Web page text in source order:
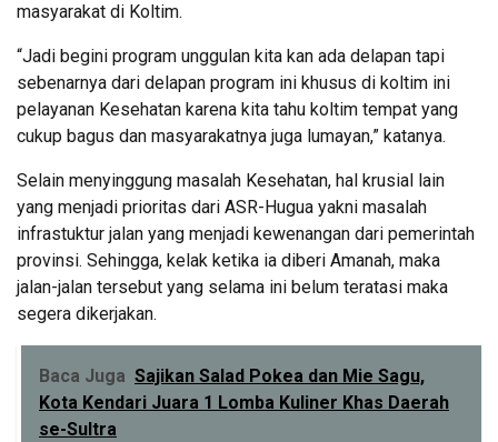
masyarakat di Koltim.
“Jadi begini program unggulan kita kan ada delapan tapi
sebenarnya dari delapan program ini khusus di koltim ini
pelayanan Kesehatan karena kita tahu koltim tempat yang
cukup bagus dan masyarakatnya juga lumayan,” katanya.
Selain menyinggung masalah Kesehatan, hal krusial lain
yang menjadi prioritas dari ASR-Hugua yakni masalah
infrastuktur jalan yang menjadi kewenangan dari pemerintah
provinsi. Sehingga, kelak ketika ia diberi Amanah, maka
jalan-jalan tersebut yang selama ini belum teratasi maka
segera dikerjakan.
Baca Juga Sajikan Salad Pokea dan Mie Sagu,
Kota Kendari Juara 1 Lomba Kuliner Khas Daerah
se-Sultra